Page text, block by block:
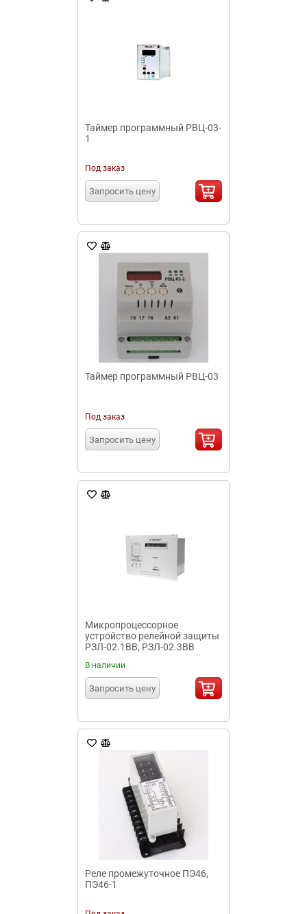
Таймер программный РВЦ-03-
1
Под заказ
Запросить цену
Таймер программный РВЦ-03
Под заказ
Запросить цену
Микропроцессорное
устройство релейной защиты
РЗЛ-02.1ВВ, РЗЛ-02.3ВВ
В наличии
Запросить цену
Реле промежуточное ПЭ46,
ПЭ46-1